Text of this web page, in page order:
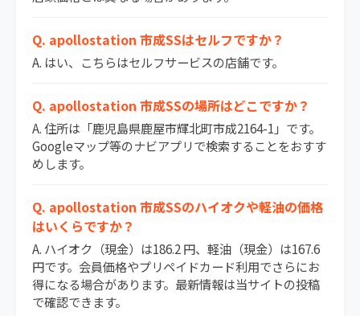
Q. apollostation 市成SSはセルフですか？
A. はい、こちらはセルフサービスの店舗です。
Q. apollostation 市成SSの場所はどこですか？
A. 住所は「鹿児島県鹿屋市輝北町市成2164-1」です。
Googleマップ等のナビアプリで検索することをおすす
めします。
Q. apollostation 市成SSのハイオクや軽油の価格
はいくらですか？
A. ハイオク（現金）は186.2 円、軽油（現金）は167.6
円です。会員価格やプリペイドカード利用でさらにお
得になる場合があります。最新情報は当サイトの投稿
で確認できます。